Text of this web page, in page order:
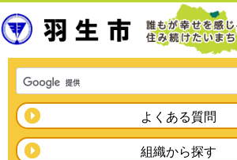
よくある質問
組織から探す